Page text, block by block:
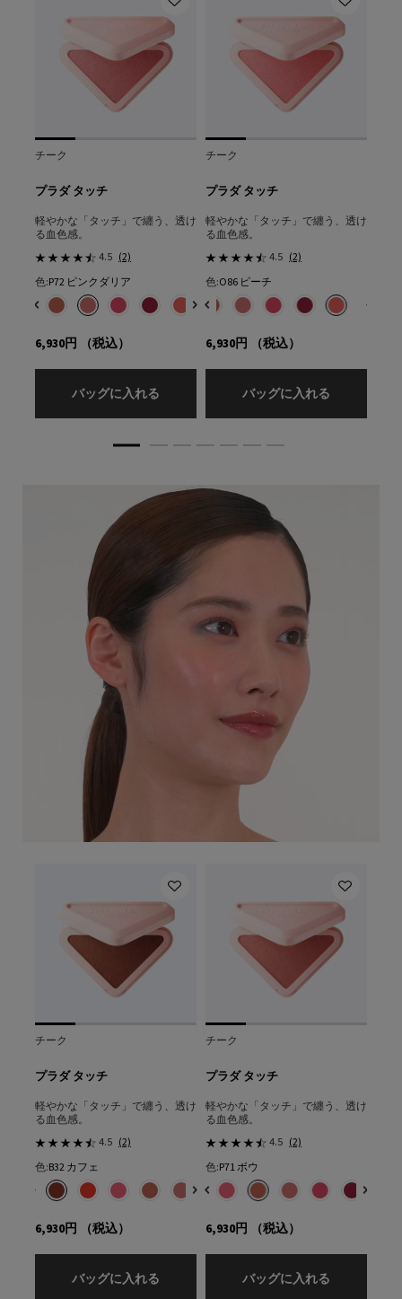
ューム マスカラ、1/1
のカラー プラダ メッシュ クッション、1/4
スの明るい色 のカラー プラダ メッシュ クッション、2/4
ベースの標準的な色★ のカラー プラダ メッシュ クッション、3/4
ラル ベースの少し健康的な色 のカラー プラダ メッシュ クッション、4/4
チーク
プラダ タッチ
軽やかな「タッチ」で纏う、透け
る血色感。
4.5 (2)
色:P72 ピンクダリア
色を選択してください
{1} の場合
のカラー プラダ タッチ、1/8
チェリー のカラー プラダ タッチ、2/8
選択済み
P75 チューリップ のカラー プラダ タッチ、3/8
選択済み
P71 ボウ のカラー プラダ タッチ、4/8
選択済み
P72 ピンクダリア のカラー プラダ タッチ、5/8
選択済み
P76 リリー のカラー プラダ タッチ、6/8
選択済み
P79 モーヴ のカラー プラダ タッチ、7/8
選択済み
O86 ピーチ のカラー プラダ タッチ、8/8
6,930円 （税込）
バッグに入れる
チーク
プラダ タッチ
軽やかな「タッチ」で纏う、透け
る血色感。
4.5 (2)
色:O86 ピーチ
色を選択してください
{1} の場合
選択済み
B32 カフェ のカラー プラダ タッチ、1/8
選択済み
R68 チェリー のカラー プラダ タッチ、2/8
選択済み
P75 チューリップ のカラー プラダ タッチ、3/8
選択済み
P71 ボウ のカラー プラダ タッチ、4/8
選択済み
P72 ピンクダリア のカラー プラダ
選択済み
P76 リリー のカラー プラダ
選択済み
P79 モーヴ のカラー
選択済み
O86 ピーチ の
6,930円 （税込）
バッグに入れる
ューム マスカラ、1/1
のカラー プラダ メッシュ クッション、1/4
スの明るい色 のカラー プラダ メッシュ クッション、2/4
ベースの標準的な色★ のカラー プラダ メッシュ クッション、3/4
ラル ベースの少し健康的な色 のカラー プラダ メッシュ クッション、4/4
チーク
プラダ タッチ
軽やかな「タッチ」で纏う、透け
る血色感。
4.5 (2)
色:B32 カフェ
色を選択してください
{1} の場合
選択済み
B32 カフェ のカラー プラダ タッチ、1/8
選択済み
R68 チェリー のカラー プラダ タッチ、2/8
選択済み
P75 チューリップ のカラー プラダ タッチ、3/8
選択済み
P71 ボウ のカラー プラダ タッチ、4/8
選択済み
P72 ピンクダリア のカラー プラダ タッチ、5/8
選択済み
P76 リリー のカラー プラダ タッチ、6/8
選択済み
P79 モーヴ のカラー プラダ タッチ
選択済み
O86 ピーチ のカラー プラダ
6,930円 （税込）
バッグに入れる
チーク
プラダ タッチ
軽やかな「タッチ」で纏う、透け
る血色感。
4.5 (2)
色:P71 ボウ
色を選択してください
{1} の場合
選択済み
B32 カフェ のカラー プラダ タッチ、1/8
選択済み
R68 チェリー のカラー プラダ タッチ、2/8
選択済み
P75 チューリップ のカラー プラダ タ
選択済み
P71 ボウ のカラー プラダ タッ
選択済み
P72 ピンクダリア のカ
選択済み
P76 リリー のカ
選択済み
P79 モーヴ
6,930円 （税込）
バッグに入れる